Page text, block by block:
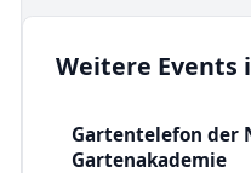
Weitere Events
Gartentelefon der
Gartenakademie